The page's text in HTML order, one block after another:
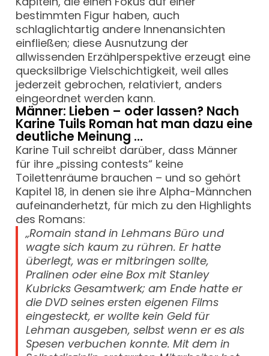
bestimmten Figur haben, auch
schlaglichtartig andere Innenansichten
einfließen; diese Ausnutzung der
allwissenden Erzählperspektive erzeugt eine
quecksilbrige Vielschichtigkeit, weil alles
jederzeit gebrochen, relativiert, anders
eingeordnet werden kann.
Männer: Lieben – oder lassen? Nach
Karine Tuils Roman hat man dazu eine
deutliche Meinung …
Karine Tuil schreibt darüber, dass Männer
für ihre „pissing contests“ keine
Toilettenräume brauchen – und so gehört
Kapitel 18, in denen sie ihre Alpha-Männchen
aufeinanderhetzt, für mich zu den Highlights
des Romans:
„Romain stand in Lehmans Büro und
wagte sich kaum zu rühren. Er hatte
überlegt, was er mitbringen sollte,
Pralinen oder eine Box mit Stanley
Kubricks Gesamtwerk; am Ende hatte er
die DVD seines ersten eigenen Films
eingesteckt, er wollte kein Geld für
Lehman ausgeben, selbst wenn er es als
Spesen verbuchen konnte. Mit dem in